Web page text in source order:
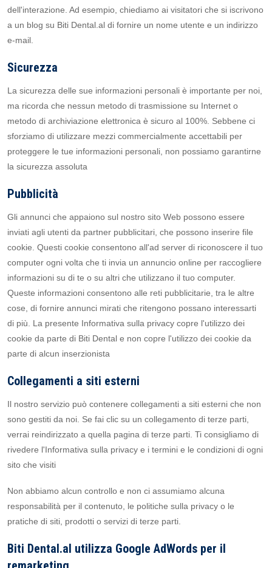
dell'interazione. Ad esempio, chiediamo ai visitatori che si iscrivono
a un blog su Biti Dental.al di fornire un nome utente e un indirizzo
e-mail.
Sicurezza
La sicurezza delle sue informazioni personali è importante per noi,
ma ricorda che nessun metodo di trasmissione su Internet o
metodo di archiviazione elettronica è sicuro al 100%. Sebbene ci
sforziamo di utilizzare mezzi commercialmente accettabili per
proteggere le tue informazioni personali, non possiamo garantirne
la sicurezza assoluta
Pubblicità
Gli annunci che appaiono sul nostro sito Web possono essere
inviati agli utenti da partner pubblicitari, che possono inserire file
cookie. Questi cookie consentono all'ad server di riconoscere il tuo
computer ogni volta che ti invia un annuncio online per raccogliere
informazioni su di te o su altri che utilizzano il tuo computer.
Queste informazioni consentono alle reti pubblicitarie, tra le altre
cose, di fornire annunci mirati che ritengono possano interessarti
di più. La presente Informativa sulla privacy copre l'utilizzo dei
cookie da parte di Biti Dental e non copre l'utilizzo dei cookie da
parte di alcun inserzionista
Collegamenti a siti esterni
Il nostro servizio può contenere collegamenti a siti esterni che non
sono gestiti da noi. Se fai clic su un collegamento di terze parti,
verrai reindirizzato a quella pagina di terze parti. Ti consigliamo di
rivedere l'Informativa sulla privacy e i termini e le condizioni di ogni
sito che visiti
Non abbiamo alcun controllo e non ci assumiamo alcuna
responsabilità per il contenuto, le politiche sulla privacy o le
pratiche di siti, prodotti o servizi di terze parti.
Biti Dental.al utilizza Google AdWords per il